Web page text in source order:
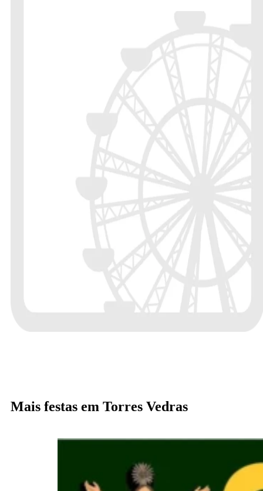
Mais festas em Torres Vedras